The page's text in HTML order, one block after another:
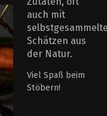
auch mit
Schätzen aus
der Natur.
Viel Spaß beim
Stöbern!